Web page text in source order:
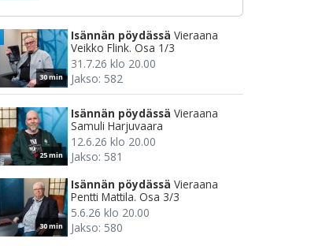
30 min
Isännän pöydässä Vieraana
Veikko Flink. Osa 1/3
31.7.26 klo 20.00
Jakso: 582
25 min
Isännän pöydässä Vieraana
Samuli Harjuvaara
12.6.26 klo 20.00
Jakso: 581
30 min
Isännän pöydässä Vieraana
Pentti Mattila. Osa 3/3
5.6.26 klo 20.00
Jakso: 580